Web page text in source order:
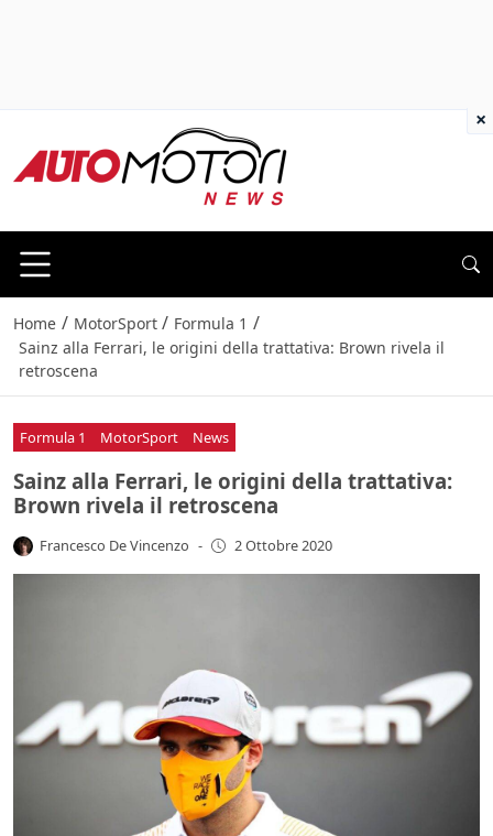
Home / MotorSport / Formula 1 /
Sainz alla Ferrari, le origini della trattativa: Brown rivela il
retroscena
Formula 1 MotorSport News
Sainz alla Ferrari, le origini della trattativa:
Brown rivela il retroscena
Francesco De Vincenzo - 2 Ottobre 2020
×